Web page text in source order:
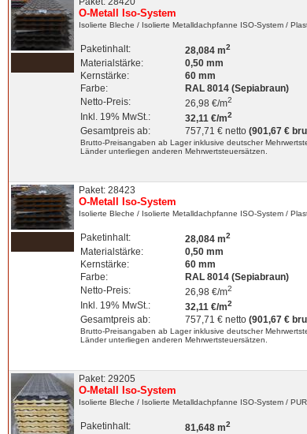
O-Metall Iso-System
Isolierte Bleche / Isolierte Metalldachpfanne ISO-System /
Paketinhalt: 28,084 m2
Materialstärke:
0,50 mm
Kernstärke:
60 mm
Farbe:
RAL 8014 (Sepiabraun)
Netto-Preis:
26,98 €/m2
Inkl. 19% MwSt.: 32,11 €/m2
Gesamtpreis ab: 757,71 € netto (901,67 €
Brutto-Preisangaben ab Lager inklusive deutscher
Länder unterliegen anderen Mehrwertsteuersätzen.
Paket: 28423
O-Metall Iso-System
Isolierte Bleche / Isolierte Metalldachpfanne ISO-System /
Paketinhalt: 28,084 m2
Materialstärke:
0,50 mm
Kernstärke:
60 mm
Farbe:
RAL 8014 (Sepiabraun)
Netto-Preis:
26,98 €/m2
Inkl. 19% MwSt.: 32,11 €/m2
Gesamtpreis ab: 757,71 € netto (901,67 €
Brutto-Preisangaben ab Lager inklusive deutscher
Länder unterliegen anderen Mehrwertsteuersätzen.
Paket: 29205
O-Metall Iso-System
Isolierte Bleche / Isolierte Metalldachpfanne ISO-System /
Paketinhalt: 81,648 m2